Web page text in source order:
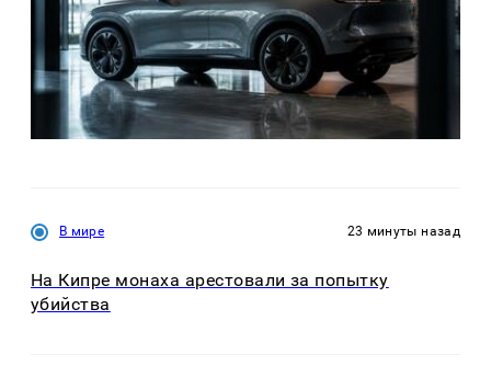
В мире 23 минуты назад
На Кипре монаха арестовали за попытку
убийства